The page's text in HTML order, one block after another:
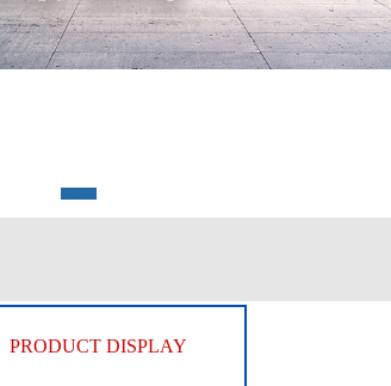
PRODUCT DISPLAY